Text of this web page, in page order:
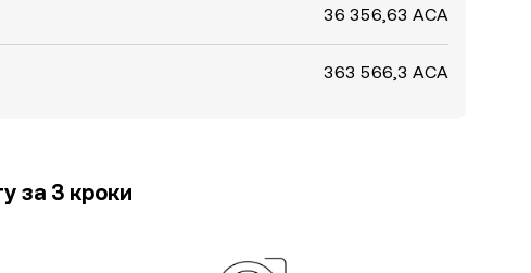
36 356,63 ACA
363 566,3 ACA
за 3 кроки